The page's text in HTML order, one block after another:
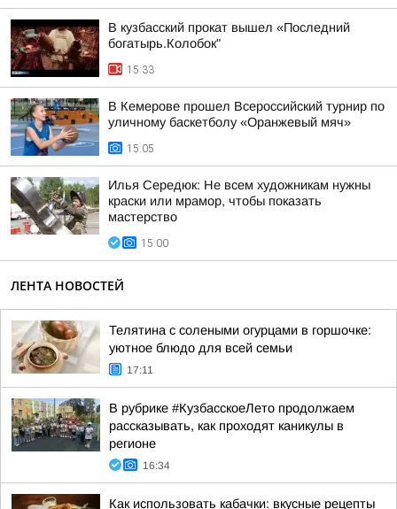
В кузбасский прокат вышел «Последний
богатырь.Колобок"
15:33
В Кемерове прошел Всероссийский турнир по
уличному баскетболу «Оранжевый мяч»
15:05
Илья Середюк: Не всем художникам нужны
краски или мрамор, чтобы показать
мастерство
15:00
ЛЕНТА НОВОСТЕЙ
Телятина с солеными огурцами в горшочке:
уютное блюдо для всей семьи
17:11
В рубрике #КузбасскоеЛето продолжаем
рассказывать, как проходят каникулы в
регионе
16:34
Как использовать кабачки: вкусные рецепты